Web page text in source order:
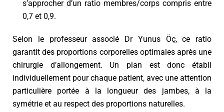
s’approcher d’un ratio membres/corps compris entre
0,7 et 0,9.
Selon le professeur associé Dr Yunus Öç, ce ratio
garantit des proportions corporelles optimales après une
chirurgie d’allongement. Un plan est donc établi
individuellement pour chaque patient, avec une attention
particulière portée à la longueur des jambes, à la
symétrie et au respect des proportions naturelles.